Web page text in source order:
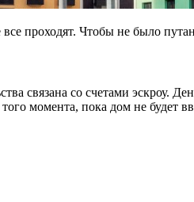
проходят. Чтобы не было
связана со счетами эскроу.
момента, пока дом не будет